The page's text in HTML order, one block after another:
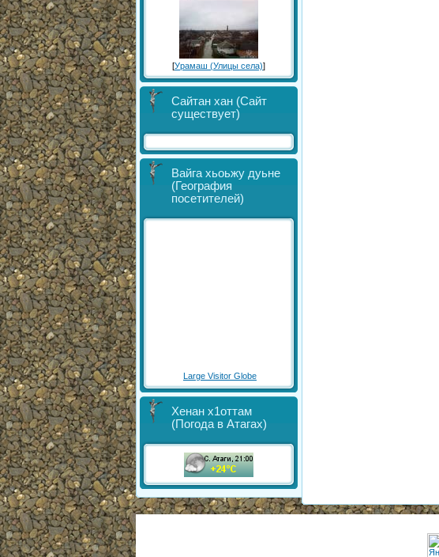
[Урамаш (Улицы села)]
Сайтан хан (Сайт
существует)
Вайга хьоьжу дуьне
(География
посетителей)
Large Visitor Globe
Хенан х1оттам
(Погода в Атагах)